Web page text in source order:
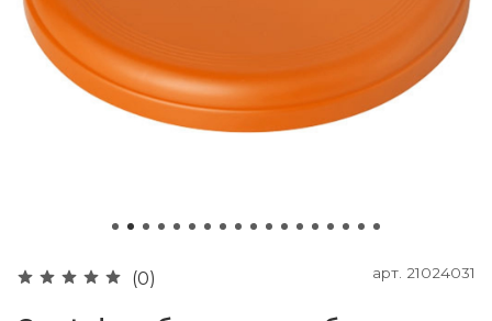
(0) арт. 21024031